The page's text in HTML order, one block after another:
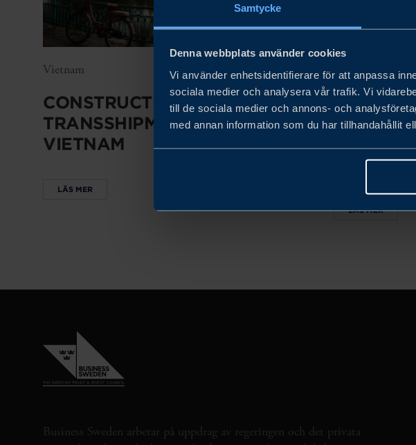
Samtycke
Denna webbplats använder cookies
Vi använder enhetsidentifierare för att anpassa
sociala medier och analysera vår trafik. Vi
till de sociala medier och annons- och
med annan information som du har tillhandahållit
Vietnam
CONSTRUCTION OF CAN GIO
TRANSSHIPMENT PORT IN
VIETNAM
LÄS MER
Vietnam
SOUTH
CHI
LÄS MER
Business Sweden arbetar på uppdrag av regeringen och det privata